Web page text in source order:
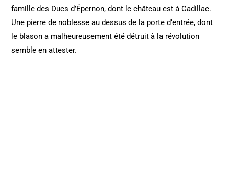
famille des Ducs d’Épernon, dont le château est à Cadillac.
Une pierre de noblesse au dessus de la porte d’entrée, dont
le blason a malheureusement été détruit à la révolution
semble en attester.